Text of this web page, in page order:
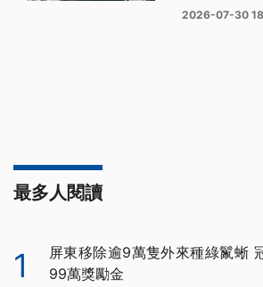
2026-07-30
最多人閱讀
1
屏東移除逾9萬隻外來種綠鬣蜥
99萬獎勵金